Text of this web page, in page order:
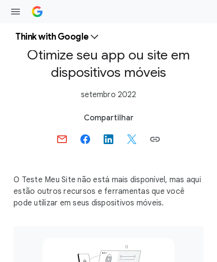
Think with Google
Otimize seu app ou site em
dispositivos móveis
setembro 2022
l
M
o
Compartilhar
O Teste Meu Site não está mais disponível, mas aqui
estão outros recursos e ferramentas que você
pode utilizar em seus dispositivos móveis.